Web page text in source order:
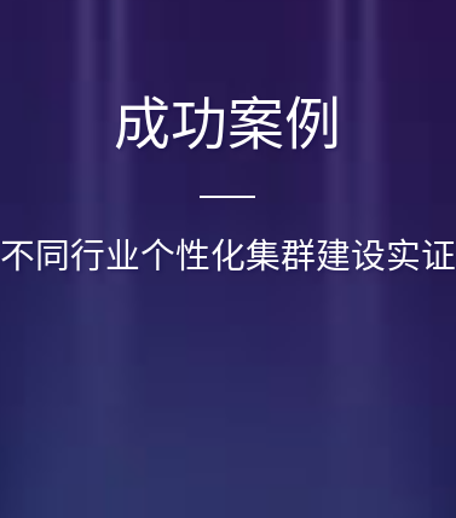
成功案例
不同行业个性化集群建设实证